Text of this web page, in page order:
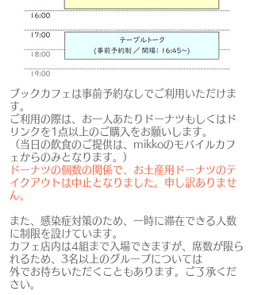
​ブックカフェは事前予約なしでご利用いただけま
す。
ご利用の際は、お一人あたりドーナツもしくはド
リンクを1点以上のご購入をお願いします。
（当日の飲食のご提供は、mikkoのモバイルカフ
ェからのみとなります。)
ドーナツの個数の関係で、お土産用ドーナツのテ
イクアウトは中止となりました。申し訳ありませ
ん。
また、感染症対策のため、一時に滞在できる人数
に制限を設けています。
カフェ店内は4組まで入場できますが、席数が限ら
れるため、3名以上のグループについては
外でお待ちいただくこともあります。ご了承くだ
さい。